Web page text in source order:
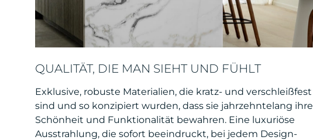
QUALITÄT, DIE MAN SIEHT UND FÜHLT
Exklusive, robuste Materialien, die kratz- und verschleißfest
sind und so konzipiert wurden, dass sie jahrzehntelang ihre
Schönheit und Funktionalität bewahren. Eine luxuriöse
Ausstrahlung, die sofort beeindruckt, bei jedem Design-